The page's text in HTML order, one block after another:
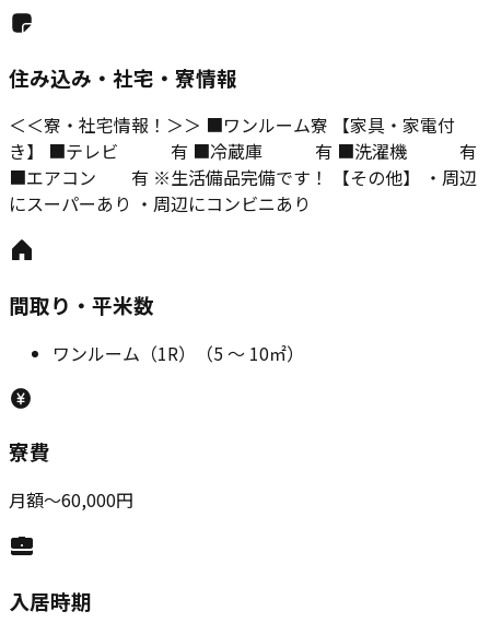
住み込み・社宅・寮情報
＜＜寮・社宅情報！＞＞ ■ワンルーム寮 【家具・家電付
き】 ■テレビ 有 ■冷蔵庫 有 ■洗濯機 有
■エアコン 有 ※生活備品完備です！ 【その他】 ・周辺
にスーパーあり ・周辺にコンビニあり
間取り・平米数
ワンルーム（1R） （5～ 10㎡）
寮費
月額〜60,000円
入居時期